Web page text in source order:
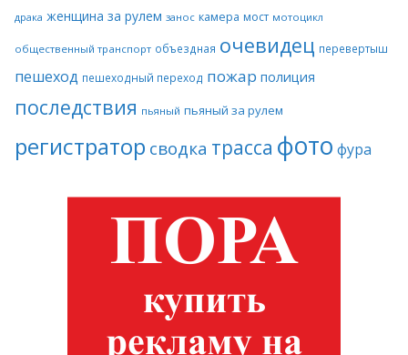
драка женщина за рулем занос камера мост мотоцикл
общественный транспорт объездная очевидец перевертыш
пешеход пешеходный переход пожар полиция
последствия пьяный пьяный за рулем
регистратор сводка трасса фото фура